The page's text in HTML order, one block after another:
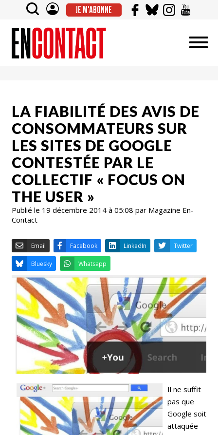
JE M'ABONNE
LA FIABILITÉ DES AVIS DE
CONSOMMATEURS SUR
LES SITES DE GOOGLE
CONTESTÉE PAR LE
COLLECTIF « FOCUS ON
THE USER »
Publié le 19 décembre 2014 à 05:08 par Magazine En-
Contact
Email Facebook LinkedIn
Bluesky Whatsapp
Il ne suffit
pas que
Google soit
attaquée